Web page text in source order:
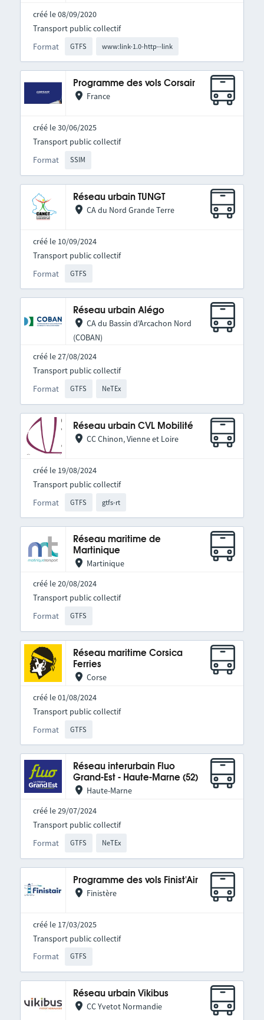
créé le 08/09/2020
Format GTFS www:link-1.0-http--link
Transport public collectif
Programme des vols Corsair
France
créé le 30/06/2025
Format SSIM
Transport public collectif
Réseau urbain TUNGT
CA du Nord Grande Terre
créé le 10/09/2024
Format GTFS
Transport public collectif
Réseau urbain Alégo
CA du Bassin d'Arcachon Nord
(COBAN)
créé le 27/08/2024
Format GTFS NeTEx
Transport public collectif
Réseau urbain CVL Mobilité
CC Chinon, Vienne et Loire
créé le 19/08/2024
Format GTFS gtfs-rt
Transport public collectif
Réseau maritime de
Martinique
Martinique
créé le 20/08/2024
Format GTFS
Transport public collectif
Réseau maritime Corsica
Ferries
Corse
créé le 01/08/2024
Format GTFS
Transport public collectif
Réseau interurbain Fluo
Grand-Est - Haute-Marne (52)
Haute-Marne
créé le 29/07/2024
Format GTFS NeTEx
Transport public collectif
Programme des vols Finist'Air
Finistère
créé le 17/03/2025
Format GTFS
Transport public collectif
Réseau urbain Vikibus
CC Yvetot Normandie